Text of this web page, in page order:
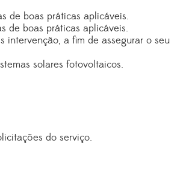
de boas práticas aplicáveis.
de boas práticas aplicáveis.
intervenção, a fim de assegurar o seu
solares fotovoltaicos.
do serviço.